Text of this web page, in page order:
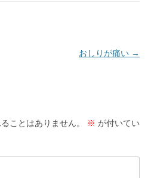
おしりが痛い →
ことはありません。 ※ が付いてい